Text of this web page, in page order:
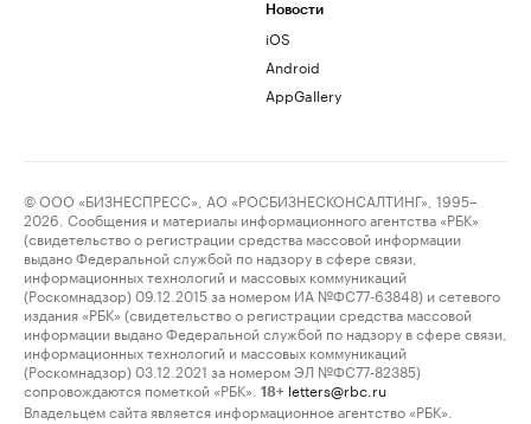
Новости
iOS
Android
AppGallery
© ООО «БИЗНЕСПРЕСС», АО «РОСБИЗНЕСКОНСАЛТИНГ», 1995–
2026. Сообщения и материалы информационного агентства «РБК»
(свидетельство о регистрации средства массовой информации
выдано Федеральной службой по надзору в сфере связи,
информационных технологий и массовых коммуникаций
(Роскомнадзор) 09.12.2015 за номером ИА №ФС77-63848) и сетевого
издания «РБК» (свидетельство о регистрации средства массовой
информации выдано Федеральной службой по надзору в сфере связи,
информационных технологий и массовых коммуникаций
(Роскомнадзор) 03.12.2021 за номером ЭЛ №ФС77-82385)
сопровождаются пометкой «РБК».
18+ letters@rbc.ru
Владельцем сайта является информационное агентство «РБК».